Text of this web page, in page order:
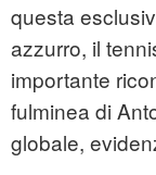
questa
azzurro, il
importante
fulminea di
globale,